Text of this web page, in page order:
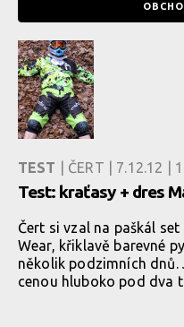
TEST | ČERT | 7.12.12 |
Test: kraťasy + dres
Čert si vzal na paškál
Wear, křiklavě barevné
několik podzimních
cenou hluboko pod dva